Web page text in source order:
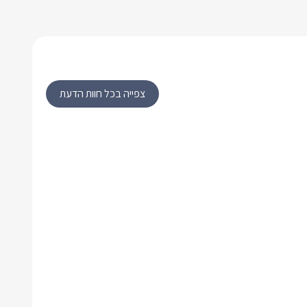
צפייה בכל חוות הדעת